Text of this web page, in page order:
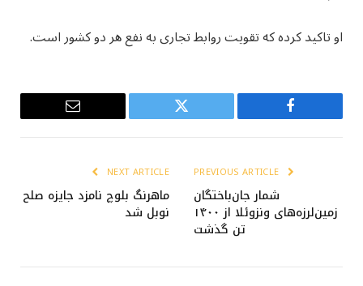
او تاکید کرده که تقویت روابط تجاری به نفع هر دو کشور است.
Facebook
Twitter
Email
شمار جان‌باختگان
زمین‌لرزه‌های ونزوئلا از ۱۴۰۰
تن گذشت
NEXT ARTICLE
ماهرنگ بلوچ نامزد جایزه صلح
نوبل شد